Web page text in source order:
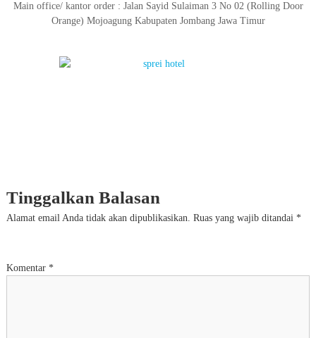
Main office/ kantor order : Jalan Sayid Sulaiman 3 No 02 (Rolling Door
Orange) Mojoagung Kabupaten Jombang Jawa Timur
Tinggalkan Balasan
Alamat email Anda tidak akan dipublikasikan. Ruas yang wajib ditandai *
Komentar *